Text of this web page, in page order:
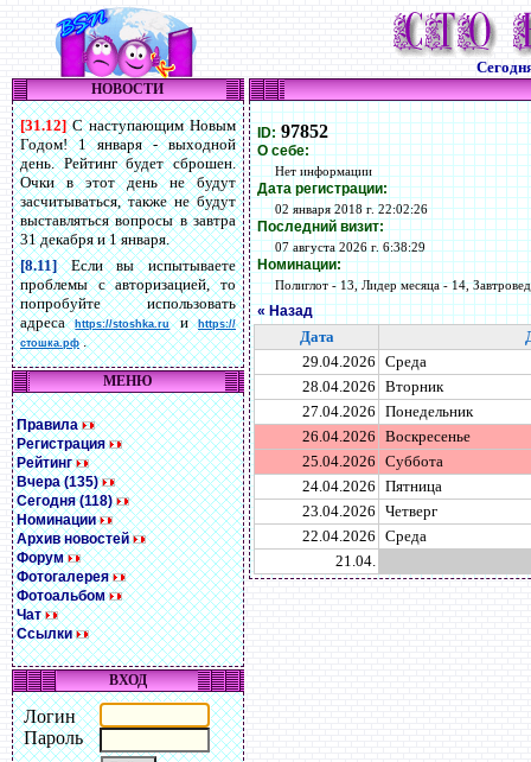
НОВОСТИ
[31.12]С наступающим Новым
Годом! 1 января - выходной
день. Рейтинг будет сброшен.
Очки в этот день не будут
засчитываться, также не будут
выставляться вопросы в завтра
31 декабря и 1 января.
[8.11]Если вы испытываете
проблемы с авторизацией, то
попробуйте использовать
адресаhttps://stoshka.ruиhttps://
стошка.рф.
МЕНЮ
Правила
Регистрация
Рейтинг
Вчера (135)
Сегодня (118)
Номинации
Архив новостей
Форум
Фотогалерея
Фотоальбом
Чат
Ссылки
ВХОД
Логин
Пароль
ID: 97852
О себе:
Нет информации
Дата регистрации:
02 января 2018 г. 22:02:26
Последний визит:
07 августа 2026 г. 6:38:29
Номинации:
Полиглот - 13, Лидер месяца - 14,
« Назад
Дата
29.04.2026 Среда
28.04.2026 Вторник
27.04.2026 Понедельник
26.04.2026 Воскресенье
25.04.2026 Суббота
24.04.2026 Пятница
23.04.2026 Четверг
22.04.2026 Среда
21.04.